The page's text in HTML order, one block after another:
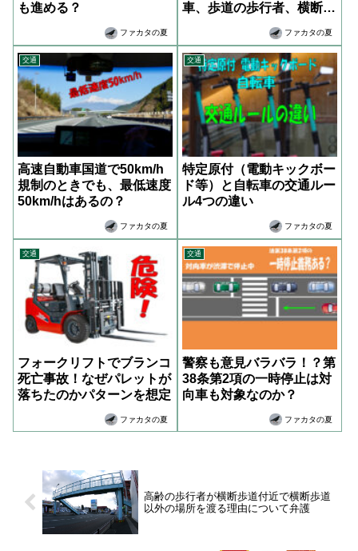
も進める？
ファカタの夏
車、歩道の歩行者、横断歩
ファカタの夏
交通
高速自動車国道で50km/h
規制のときでも、最低速度
50km/hはあるの？
ファカタの夏
交通
特定原付（電動キックボー
ド等）と自転車の交通ルー
ル4つの違い
ファカタの夏
交通
フォークリフトでブランコ
死亡事故！なぜパレットが
落ちたのかパターンを想定
ファカタの夏
交通
警察も意見バラバラ！？第
38条第2項の一時停止は対
向車も対象なのか？
ファカタの夏
高齢の歩行者が横断歩道付近で横断歩道
以外の場所を渡る理由について弁護